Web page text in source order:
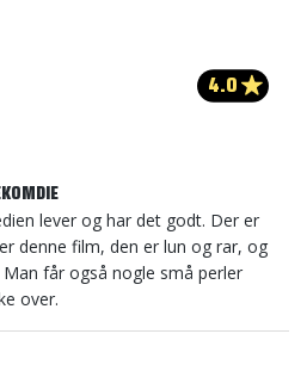
4.0
lever og har det godt. Der er
denne film, den er lun og rar, og
får også nogle små perler
over.